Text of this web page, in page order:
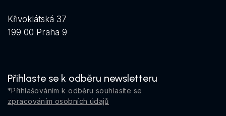
Křivoklátská 37
199 00 Praha 9
Přihlaste se k odběru newsletteru
*Přihlašováním k odběru souhlasíte se
zpracováním osobních údajů